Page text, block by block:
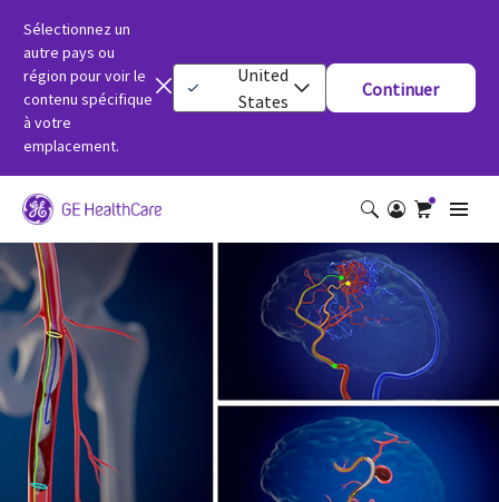
Sélectionnez un
autre pays ou
région pour voir le
contenu spécifique
à votre
emplacement.
United
States
Continuer